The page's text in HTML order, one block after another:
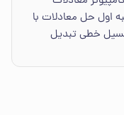
اول حل معادلات با
خطی تبدیل